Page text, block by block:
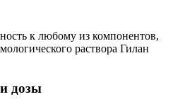
к любому из компонентов,
раствора Гилан
дозы